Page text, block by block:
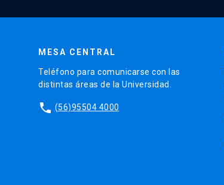
MESA CENTRAL
Teléfono para comunicarse con las
distintas áreas de la Universidad.
phone (56)95504 4000